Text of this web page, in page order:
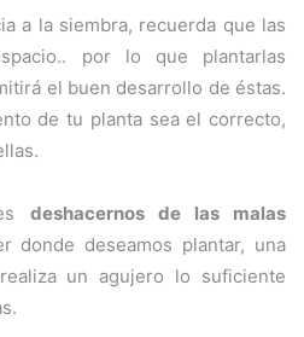
a la siembra, recuerda que las
por lo que plantarlas
el buen desarrollo de éstas.
de tu planta sea el correcto,
deshacernos de las malas
donde deseamos plantar, una
un agujero lo suficiente